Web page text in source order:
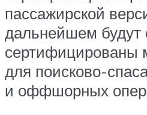
пассажирской
дальнейшем будут
сертифицированы
для поисково-
и оффшорных